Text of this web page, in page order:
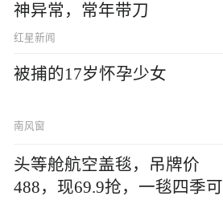
神异常，常年带刀
红星新闻
被捕的17岁怀孕少女
南风窗
头等舱航空盖毯，吊牌价
488，现69.9抢，一毯四季可